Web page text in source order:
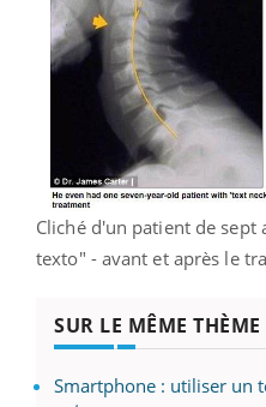
Cliché d'un patient de sept
texto" - avant et après le
SUR LE MÊME THÈME
Smartphone : utiliser un